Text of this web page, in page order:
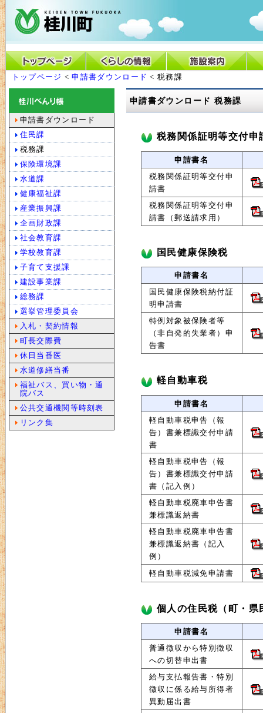
トップページ <申請書ダウンロード < 税務課
申請書ダウンロード 税務課
税務関係証明等交付申
申請書名
税務関係証明等交付申
請書
税務関係証明等交付申
請書（郵送請求用）
国民健康保険税
申請書名
国民健康保険税納付証
明申請書
特例対象被保険者等
（非自発的失業者）申
告書
軽自動車税
申請書名
軽自動車税申告（報
告）書兼標識交付申請
書
軽自動車税申告（報
告）書兼標識交付申請
書（記入例）
軽自動車税廃車申告書
兼標識返納書
軽自動車税廃車申告書
兼標識返納書（記入
例）
軽自動車税減免申請書
個人の住民税（町・県
申請書名
普通徴収から特別徴収
への切替申出書
給与支払報告書・特別
徴収に係る給与所得者
異動届出書
申請書ダウンロード
住民課
税務課
保険環境課
水道課
健康福祉課
産業振興課
企画財政課
社会教育課
学校教育課
子育て支援課
建設事業課
総務課
選挙管理委員会
入札・契約情報
町長交際費
休日当番医
水道修繕当番
福祉バス、買い物・通
院バス
公共交通機関等時刻表
リンク集